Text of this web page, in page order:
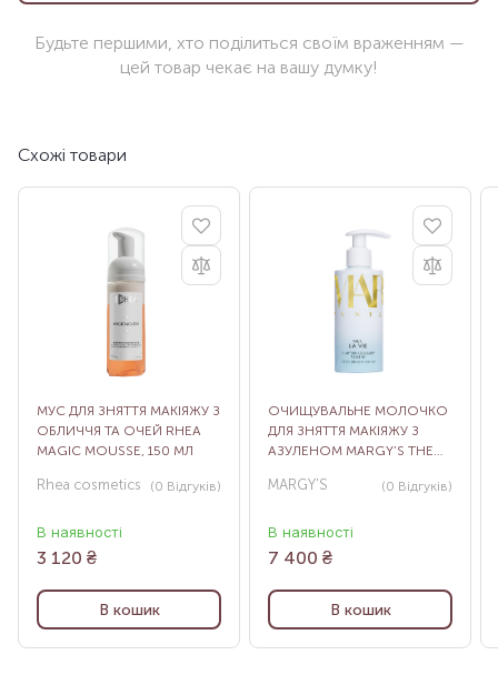
Будьте першими, хто поділиться своїм враженням —
цей товар чекає на вашу думку!
Схожі товари
МУС ДЛЯ ЗНЯТТЯ МАКІЯЖУ З
ОБЛИЧЧЯ ТА ОЧЕЙ RHEA
MAGIC MOUSSE, 150 МЛ
Rhea cosmetics (0 Відгуків)
В наявності
3 120 ₴
В кошик
ОЧИЩУВАЛЬНЕ МОЛОЧКО
ДЛЯ ЗНЯТТЯ МАКІЯЖУ З
АЗУЛЕНОМ MARGY’S THE
200 МЛ
MARGY'S (0 Відгуків)
В наявності
7 400 ₴
В кошик